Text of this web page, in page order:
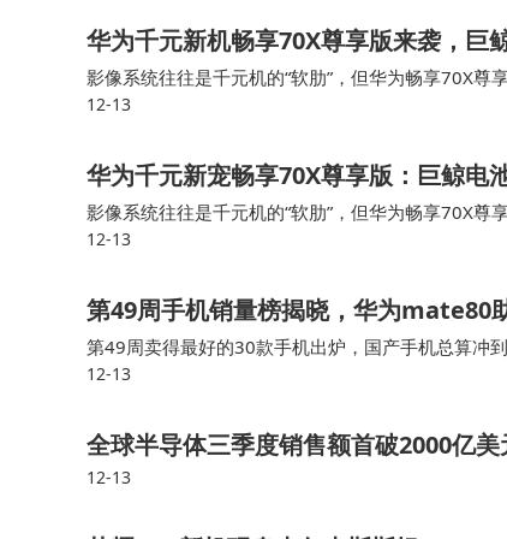
华为千元新机畅享70X尊享版来袭，巨
影像系统往往是千元机的“软肋”，但华为畅享70X
型下放的技术，RYYB阵列设计能显著提升进光量，
12-13
华为千元新宠畅享70X尊享版：巨鲸电
影像系统往往是千元机的“软肋”，但华为畅享70X
型下放的技术，RYYB阵列设计能显著提升进光量，
12-13
第49周手机销量榜揭晓，华为mate80
第49周卖得最好的30款手机出炉，国产手机总算冲
12-13
全球半导体三季度销售额首破2000亿
12-13